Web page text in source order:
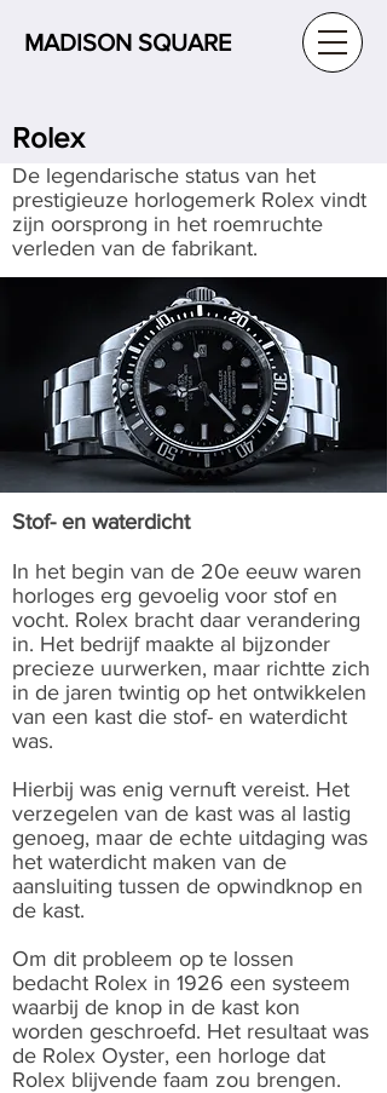
MADISON SQUARE
Rolex
De legendarische status van het
prestigieuze horlogemerk Rolex vindt
zijn oorsprong in het roemruchte
verleden van de fabrikant.
Stof- en waterdicht
In het begin van de 20e eeuw waren
horloges erg gevoelig voor stof en
vocht. Rolex bracht daar verandering
in. Het bedrijf maakte al bijzonder
precieze uurwerken, maar richtte zich
in de jaren twintig op het ontwikkelen
van een kast die stof- en waterdicht
was.
Hierbij was enig vernuft vereist. Het
verzegelen van de kast was al lastig
genoeg, maar de echte uitdaging was
het waterdicht maken van de
aansluiting tussen de opwindknop en
de kast.
Om dit probleem op te lossen
bedacht Rolex in 1926 een systeem
waarbij de knop in de kast kon
worden geschroefd. Het resultaat was
de Rolex Oyster, een horloge dat
Rolex blijvende faam zou brengen.